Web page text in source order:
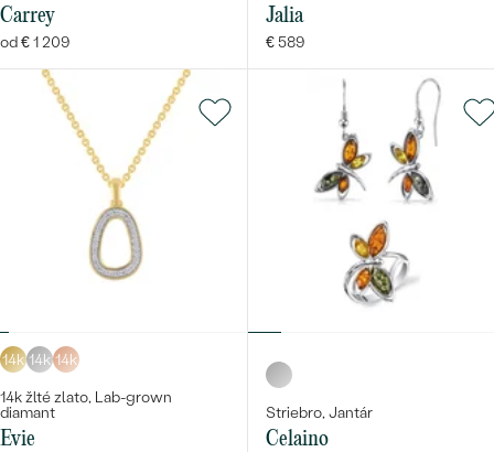
Carrey
od € 1 209
Jalia
€ 589
14k 14k 14k
14k žlté zlato, Lab-grown
diamant
Evie
Striebro, Jantár
Celaino